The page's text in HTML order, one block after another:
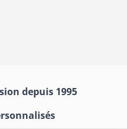
depuis 1995